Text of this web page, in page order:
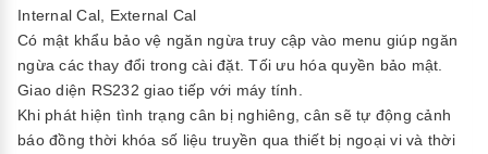
Internal Cal, External Cal
Có mật khẩu bảo vệ ngăn ngừa truy cập vào menu giúp ngăn
ngừa các thay đổi trong cài đặt. Tối ưu hóa quyền bảo mật.
Giao diện RS232 giao tiếp với máy tính.
Khi phát hiện tình trạng cân bị nghiêng, cân sẽ tự động cảnh
báo đồng thời khóa số liệu truyền qua thiết bị ngoại vi và thời